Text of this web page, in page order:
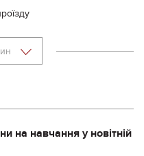
на навчання у новітній